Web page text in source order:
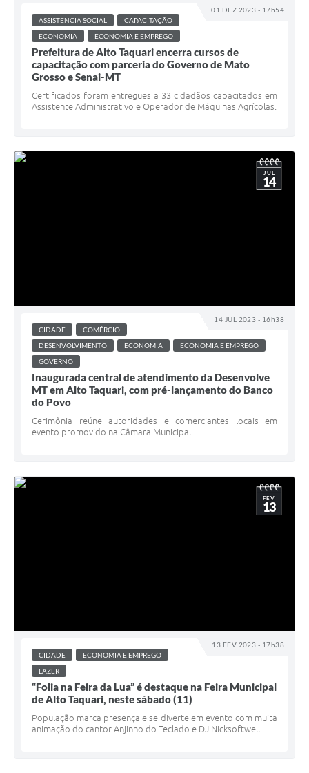
01 DEZ 2023 - 17h54
ASSISTÊNCIA SOCIAL
CAPACITAÇÃO
ECONOMIA
ECONOMIA E EMPREGO
Prefeitura de Alto Taquari encerra cursos de
capacitação com parceria do Governo de Mato
Grosso e Senai-MT
Certificados foram entregues a 33 cidadãos capacitados em
Assistente Administrativo e Operador de Máquinas Agrícolas.
14 JUL 2023 - 16h38
JUL
14
CIDADE
COMÉRCIO
DESENVOLVIMENTO
ECONOMIA
ECONOMIA E EMPREGO
GOVERNO
Inaugurada central de atendimento da Desenvolve
MT em Alto Taquari, com pré-lançamento do Banco
do Povo
Cerimônia reúne autoridades e comerciantes locais em
evento promovido na Câmara Municipal.
13 FEV 2023 - 17h38
FEV
13
CIDADE
ECONOMIA E EMPREGO
LAZER
“Folia na Feira da Lua” é destaque na Feira Municipal
de Alto Taquari, neste sábado (11)
População marca presença e se diverte em evento com muita
animação do cantor Anjinho do Teclado e DJ Nicksoftwell.